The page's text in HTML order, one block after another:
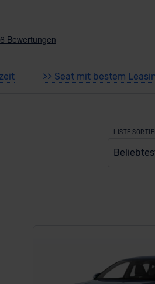
>> Seat mit bestem
LISTE